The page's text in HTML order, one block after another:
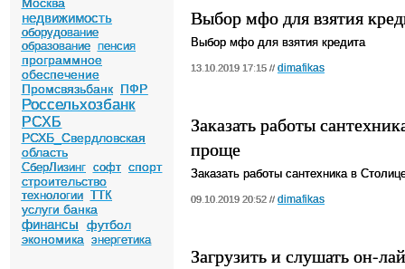
недвижимость
оборудование
образование пенсия
программное
обеспечение
Промсвязьбанк ПФР
Россельхозбанк
РСХБ
РСХБ_Свердловская
область
СберЛизинг софт спорт
строительство
технологии ТТК
услуги банка
финансы
футбол
экономика
энергетика
Выбор мфо для взятия
Выбор мфо для взятия кредита
13.10.2019 17:15 // dimafikas
Заказать работы
проще
Заказать работы сантехника в
09.10.2019 20:52 // dimafikas
Загрузить и слушать он-